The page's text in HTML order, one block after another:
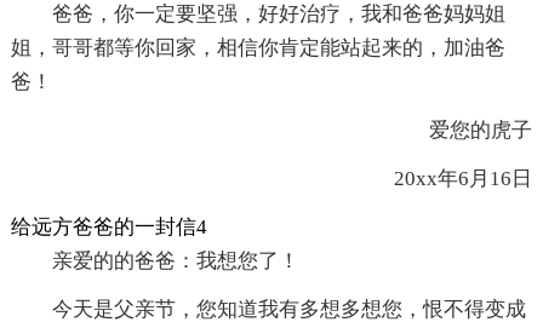
爸爸，你一定要坚强，好好治疗，我和爸爸妈妈姐
姐，哥哥都等你回家，相信你肯定能站起来的，加油爸
爸！
爱您的虎子
20xx年6月16日
给远方爸爸的一封信4
亲爱的的爸爸：我想您了！
今天是父亲节，您知道我有多想多想您，恨不得变成